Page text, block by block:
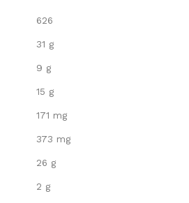
626
31 g
9 g
15 g
171 mg
373 mg
26 g
2 g